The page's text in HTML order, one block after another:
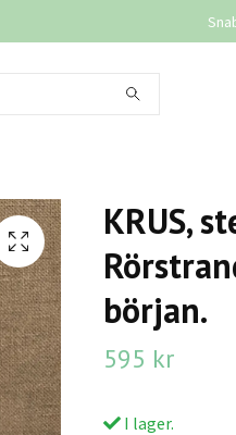
KRUS,
början.
595 kr
I lager.